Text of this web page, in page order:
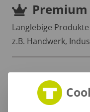
Premium
Langlebige
z.B. Handwerk,